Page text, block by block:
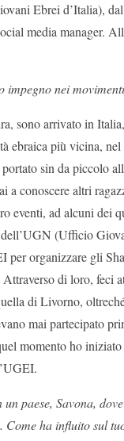
Ebrei d’Italia),
media manager.
impegno nei
sono arrivato in
ebraica più vicina,
sin da piccolo
a conoscere altri
eventi, ad alcuni dei
(Ufficio
per organizzare gli
di loro, feci
di Livorno,
mai partecipato
momento ho
paese, Savona,
Come ha influito sul